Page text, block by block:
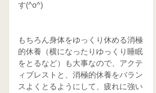
す(^o^)
もちろん身体をゆっくり休める消極
的休養（横になったりゆっくり睡眠
をとるなど）も大事なので、アクテ
ィブレストと、消極的休養をバラン
スよくとるようにして、疲れに強い